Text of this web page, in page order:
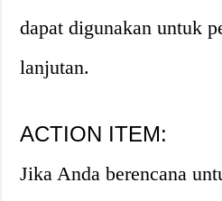
dapat digunakan untuk
lanjutan.
ACTION ITEM:
Jika Anda berencana